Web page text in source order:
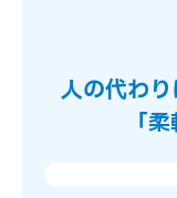
人の代わ
「